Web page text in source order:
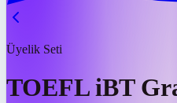
Üyelik Seti
TOEFL iBT